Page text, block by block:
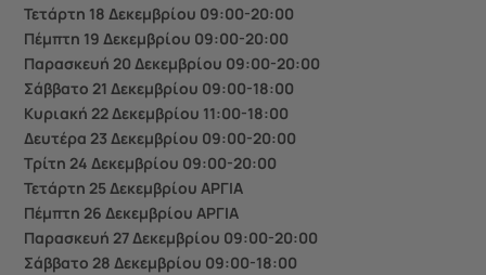
Τετάρτη 18 Δεκεμβρίου 09:00-20:00
Πέμπτη 19 Δεκεμβρίου 09:00-20:00
Παρασκευή 20 Δεκεμβρίου 09:00-20:00
Σάββατο 21 Δεκεμβρίου 09:00-18:00
Κυριακή 22 Δεκεμβρίου 11:00-18:00
Δευτέρα 23 Δεκεμβρίου 09:00-20:00
Τρίτη 24 Δεκεμβρίου 09:00-20:00
Τετάρτη 25 Δεκεμβρίου ΑΡΓΙΑ
Πέμπτη 26 Δεκεμβρίου ΑΡΓΙΑ
Παρασκευή 27 Δεκεμβρίου 09:00-20:00
Σάββατο 28 Δεκεμβρίου 09:00-18:00